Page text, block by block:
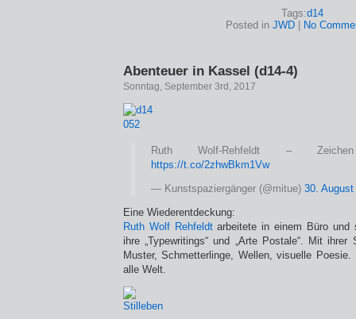
Tags:d14
Posted in JWD No
Abenteuer in Kassel (d14-4)
Sonntag, September 3rd, 2017
Ruth Wolf-Rehfeldt –
https://t.co/2zhwBkm1Vw
— Kunstspaziergänger (@mitue) 30. August
Eine Wiederentdeckung:
Ruth Wolf Rehfeldtarbeitete in einem Büro und
ihre „Typewritings“ und „Arte Postale“. Mit
Muster, Schmetterlinge, Wellen, visuelle
alle Welt.